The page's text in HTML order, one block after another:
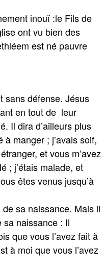
inouï :le Fils de
ont vu bien des
est né pauvre
sans défense. Jésus
en tout de leur
Il dira d’ailleurs plus
à manger ; j’avais soif,
et vous m’avez
; j’étais malade, et
êtes venus jusqu’à
sa naissance. Mais il
naissance : Il
que vous l’avez fait à
à moi que vous l’avez